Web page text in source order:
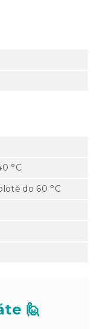
°C
do 60 °C
🙋